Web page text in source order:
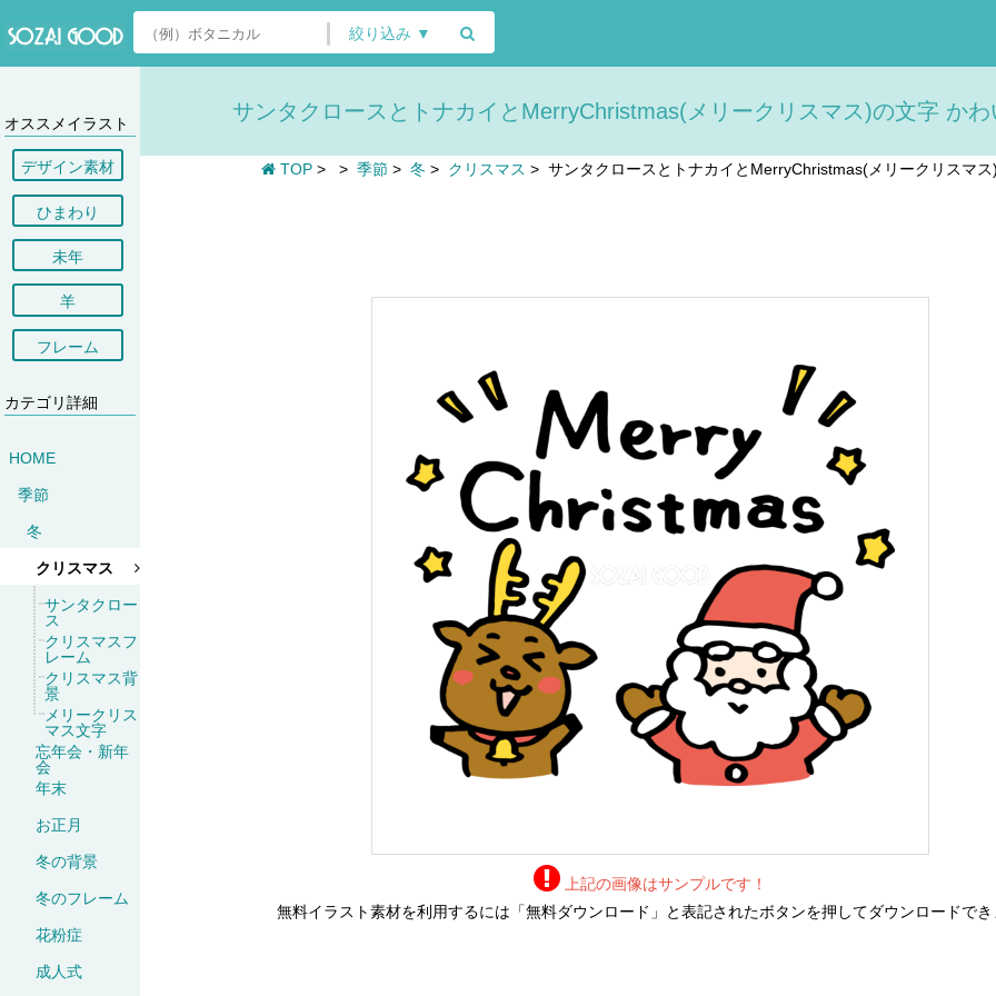
絞り込み ▼
オススメイラスト
デザイン素材
ひまわり
未年
羊
フレーム
カテゴリ詳細
HOME
季節
冬
クリスマス
サンタクロー
ス
クリスマスフ
レーム
クリスマス背
景
メリークリス
マス文字
忘年会・新年
会
年末
お正月
冬の背景
冬のフレーム
花粉症
成人式
サンタクロースとトナカイとMerryChristmas(メリークリスマス)の文字 か
TOP > > 季節 > 冬 > クリスマス > サンタクロースとトナカイとMerryChristmas(メリークリスマ
上記の画像はサンプルです！
無料イラスト素材を利用するには「無料ダウンロード」と表記されたボタンを押してダウンロードでき